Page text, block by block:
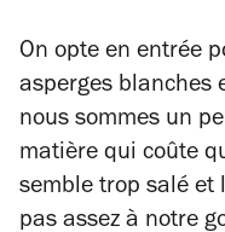
On opte en entrée
asperges blanches
nous sommes un
matière qui coûte
semble trop salé et
pas assez à notre